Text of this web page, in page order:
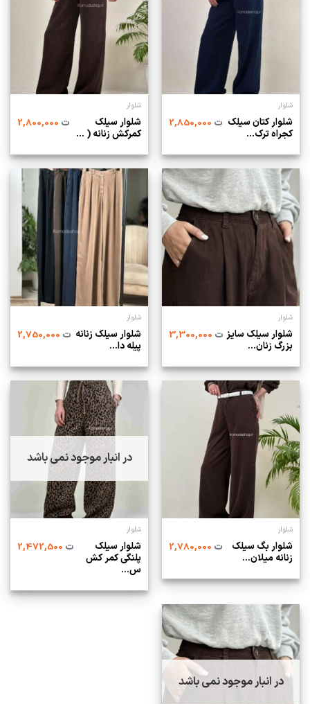
شلوار
شلوار کتان سیلک
کجراه ترک...
ت2,850,000
شلوار
شلوار سیلک
کمرکش زنانه ( ...
ت2,800,000
شلوار
شلوار سیلک سایز
بزرگ زنان...
ت3,300,000
شلوار
شلوار سیلک زنانه
پیله‌ دا...
ت2,750,000
شلوار
شلوار بگ سیلک
زنانه میلان...
ت2,780,000
در انبار موجود نمی باشد
شلوار
شلوار سیلک
پلنگی کمر کش
س...
ت2,472,500
در انبار موجود نمی باشد